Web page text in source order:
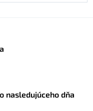
nasledujúceho dňa